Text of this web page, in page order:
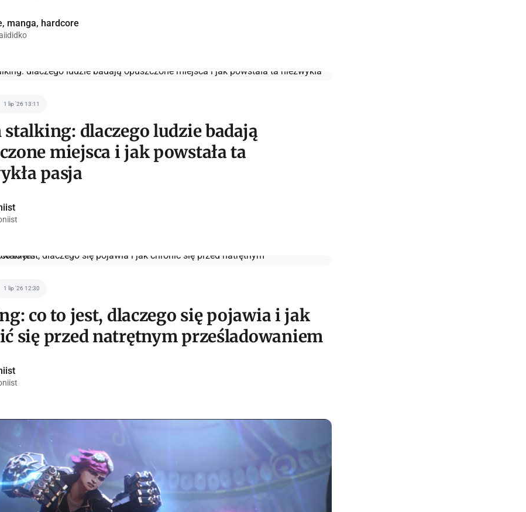
manga, hardcore
1 lip '26 13:11
stalking: dlaczego ludzie badają
miejsca i jak powstała ta
pasja
1 lip '26 12:30
co to jest, dlaczego się pojawia i jak
się przed natrętnym prześladowaniem